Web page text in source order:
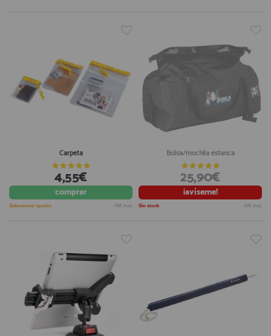
Carpeta
4,55€
comprar
Seleccionar opción IVA incl.
Bolsa/mochila estanca
25,90€
¡avíseme!
Sin stock IVA incl.